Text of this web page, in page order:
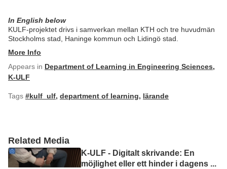
Related Media
K-ULF - Digitalt skrivande: En
möjlighet eller ett hinder i dagens ...
In English below
KULF-projektet drivs i samverkan mellan KTH och tre huvudmän
Stockholms stad, Haninge kommun och Lidingö stad.
More Info
Appears in Department of Learning in Engineering Sciences,
K-ULF
Tags #kulf_ulf, department of learning, lärande